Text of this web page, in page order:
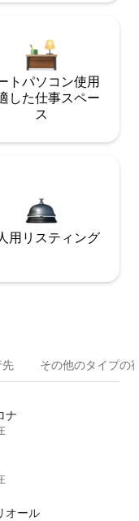
トパソコン使用
した仕事スペー
ス
用リスティング
先 その他のタ⁠イ⁠プ⁠の
ナ
オール